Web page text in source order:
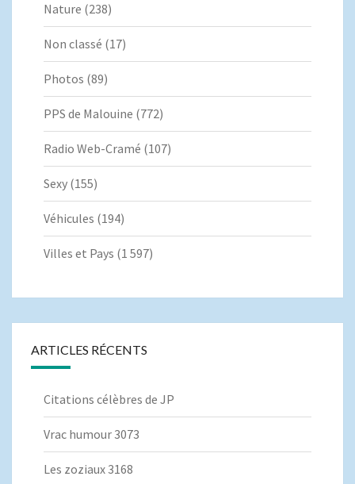
Nature (238)
Non classé (17)
Photos (89)
PPS de Malouine (772)
Radio Web-Cramé (107)
Sexy (155)
Véhicules (194)
Villes et Pays (1 597)
ARTICLES RÉCENTS
Citations célèbres de JP
Vrac humour 3073
Les zoziaux 3168